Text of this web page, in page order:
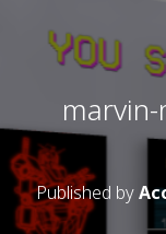
marvin-
Published by